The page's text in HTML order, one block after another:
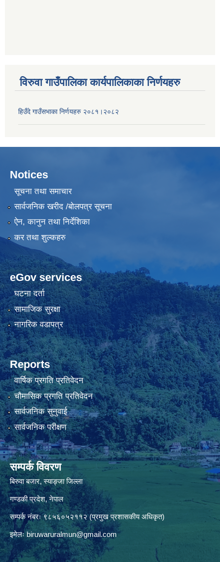
विरुवा गाउँपालिका कार्यपालिकाका निर्णयहरु
हिउँदे गाउँसभाका निर्णयहरु २०८१।२०८२
Notices
सूचना तथा समाचार
सार्वजनिक खरीद /बोलपत्र सूचना
ऐन, कानुन तथा निर्देशिका
कर तथा शुल्कहरु
eGov services
घटना दर्ता
सामाजिक सुरक्षा
नागरिक वडापत्र
Reports
वार्षिक प्रगति प्रतिवेदन
चौमासिक प्रगति प्रतिवेदन
सार्वजनिक सुनुवाई
सार्वजनिक परीक्षण
सम्पर्क विवरण
बिरुवा बजार, स्याङ्जा जिल्ला
गण्डकी प्रदेश, नेपाल
सम्पर्क नंबरः ९८५६०५२११२ (प्रमुख प्रशासकीय अधिकृत)
इमेलः biruwaruralmun@gmail.com